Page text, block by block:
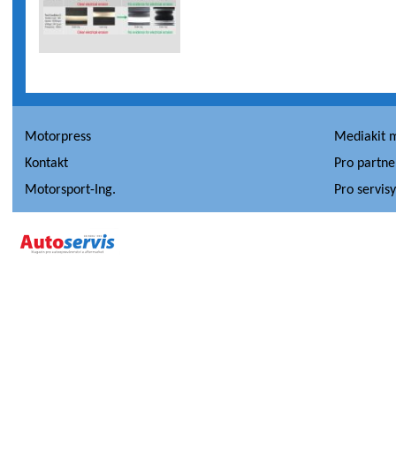
Motorpress
Mediakit
Kontakt
Pro
Motorsport-Ing.
Pro servisy